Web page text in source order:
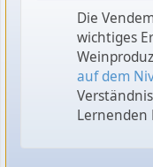
Die
wichtiges
auf dem
Lernenden